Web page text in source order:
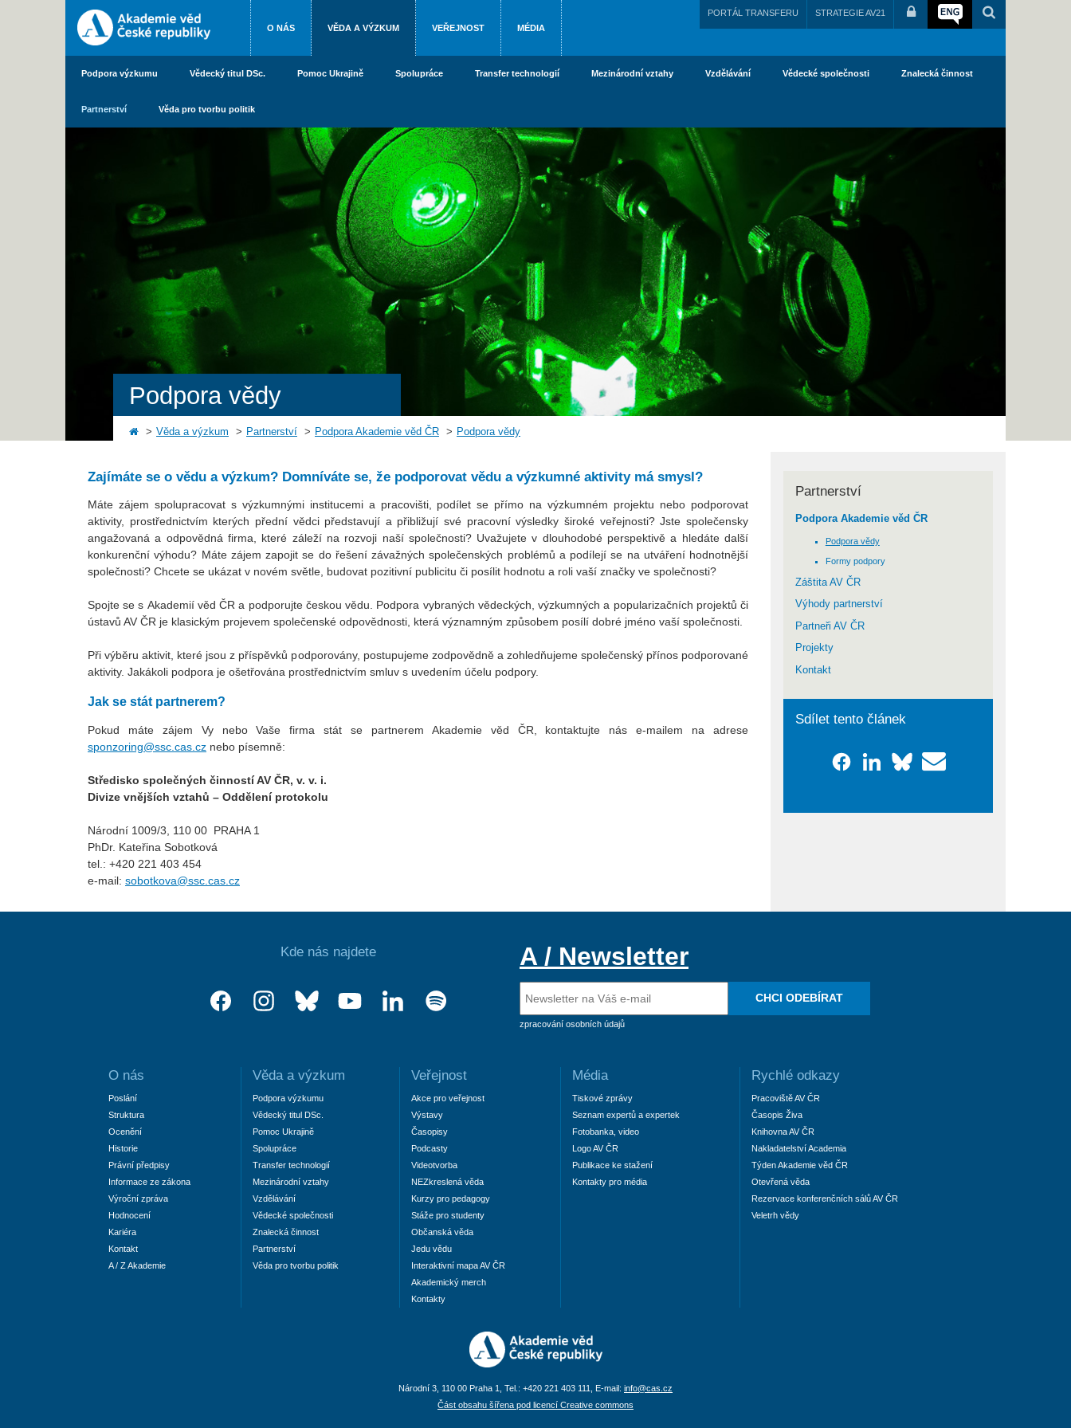
O NÁS VĚDA A VÝZKUM VEŘEJNOST MÉDIA
PORTÁL TRANSFERU STRATEGIE AV21
Podpora výzkumu Vědecký titul DSc. Pomoc Ukrajině Spolupráce Transfer technologií Mezinárodní vztahy Vzdělávání Vědecké společnosti Znalecká činnost
Partnerství Věda pro tvorbu politik
Podpora vědy
Věda a výzkum Partnerství Podpora Akademie věd ČR Podpora vědy
Zajímáte se o vědu a výzkum? Domníváte se, že podporovat vědu a výzkumné aktivity má smysl?
Máte zájem spolupracovat s výzkumnými institucemi a pracovišti, podílet se přímo na výzkumném projektu nebo podporovat
aktivity, prostřednictvím kterých přední vědci představují a přibližují své pracovní výsledky široké veřejnosti? Jste společensky
angažovaná a odpovědná firma, které záleží na rozvoji naší společnosti? Uvažujete v dlouhodobé perspektivě a hledáte další
konkurenční výhodu? Máte zájem zapojit se do řešení závažných společenských problémů a podílejí se na utváření hodnotnější
společnosti? Chcete se ukázat v novém světle, budovat pozitivní publicitu či posílit hodnotu a roli vaší značky ve společnosti?
Spojte se s Akademií věd ČR a podporujte českou vědu. Podpora vybraných vědeckých, výzkumných a popularizačních projektů či
ústavů AV ČR je klasickým projevem společenské odpovědnosti, která významným způsobem posílí dobré jméno vaší společnosti.
Při výběru aktivit, které jsou z příspěvků podporovány, postupujeme zodpovědně a zohledňujeme společenský přínos podporované
aktivity. Jakákoli podpora je ošetřována prostřednictvím smluv s uvedením účelu podpory.
Jak se stát partnerem?
Pokud máte zájem Vy nebo Vaše firma stát se partnerem Akademie věd ČR, kontaktujte nás e-mailem na adrese
sponzoring@ssc.cas.cz nebo písemně:
Středisko společných činností AV ČR, v. v. i.
Divize vnějších vztahů – Oddělení protokolu
Národní 1009/3, 110 00 PRAHA 1
PhDr. Kateřina Sobotková
tel.: +420 221 403 454
e-mail: sobotkova@ssc.cas.cz
Partnerství
Podpora Akademie věd ČR
Podpora vědy
Formy podpory
Záštita AV ČR
Výhody partnerství
Partneři AV ČR
Projekty
Kontakt
Sdílet tento článek
Kde nás najdete A / Newsletter
zpracování osobních údajů
CHCI ODEBÍRAT
O nás
Poslání
Struktura
Ocenění
Historie
Právní předpisy
Informace ze zákona
Výroční zpráva
Hodnocení
Kariéra
Kontakt
A / Z Akademie
Věda a výzkum
Podpora výzkumu
Vědecký titul DSc.
Pomoc Ukrajině
Spolupráce
Transfer technologií
Mezinárodní vztahy
Vzdělávání
Vědecké společnosti
Znalecká činnost
Partnerství
Věda pro tvorbu politik
Veřejnost
Akce pro veřejnost
Výstavy
Časopisy
Podcasty
Videotvorba
NEZkreslená věda
Kurzy pro pedagogy
Stáže pro studenty
Občanská věda
Jedu vědu
Interaktivní mapa AV ČR
Akademický merch
Kontakty
Média
Tiskové zprávy
Seznam expertů a expertek
Fotobanka, video
Logo AV ČR
Publikace ke stažení
Kontakty pro média
Rychlé odkazy
Pracoviště AV ČR
Časopis Živa
Knihovna AV ČR
Nakladatelství Academia
Týden Akademie věd ČR
Otevřená věda
Rezervace konferenčních sálů AV ČR
Veletrh vědy
Národní 3, 110 00 Praha 1, Tel.: +420 221 403 111, E-mail: info@cas.cz
Část obsahu šířena pod licencí Creative commons